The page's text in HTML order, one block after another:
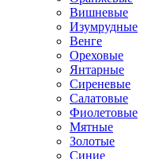
Вишневые
Изумрудные
Венге
Ореховые
Янтарные
Сиреневые
Салатовые
Фиолетовые
Мятные
Золотые
Синие